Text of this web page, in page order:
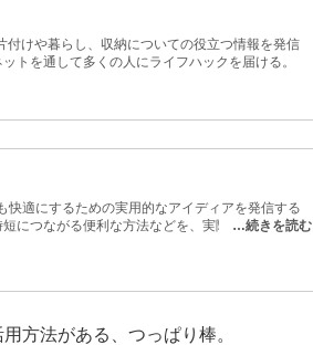
けや暮らし、収納についての役立つ情報を発信
トを通して多くの人にライフハックを届ける。
快適にするための実用的なアイディアを発信する
につながる便利な方法などを、実際に試しながら
などに精通した専門家による監修も一部で取り入
や、100円ショップグッズの活用法など、今日か
…続きを読む
方法がある、つっぱり棒。